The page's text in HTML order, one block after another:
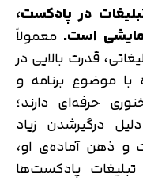
در پادکست،
است. معمولاً
قدرت بالایی در
با موضوع برنامه و
حرفه‌ای دارند؛
درگیرشدن زیاد
و ذهن آماده‌ی او،
تبلیغات پادکست‌ها